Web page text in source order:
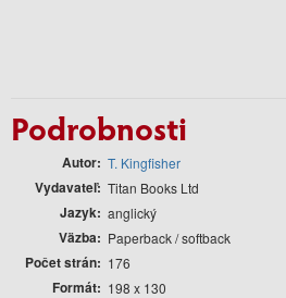
Podrobnosti
Autor T. Kingfisher
Vydavateľ Titan Books Ltd
Jazyk anglický
Väzba Paperback / softback
Počet strán 176
Formát 198 x 130